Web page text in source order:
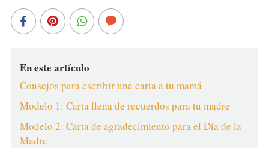
En este artículo
Consejos para escribir una carta a tu mamá
Modelo 1: Carta llena de recuerdos para tu madre
Modelo 2: Carta de agradecimiento para el Día de la
Madre